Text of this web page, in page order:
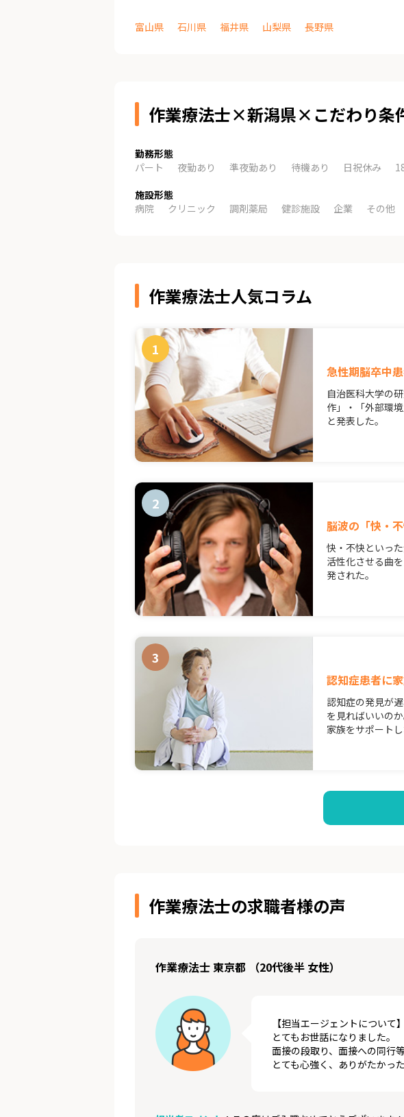
富山県 石川県 福井県 山梨県 長野県
作業療法士×新潟県×こだわり条
勤務形態
パート
夜勤あり 準夜勤あり 待機あり 日祝休み
施設形態
病院
クリニック 調剤薬局 健診施設 企業 その他
作業療法士人気コラム
急性期脳卒中
自治医科大学の
作」・「外部環
と発表した。
脳波の「快・
快・不快といっ
活性化させる曲
発された。
認知症患者に
認知症の発見が
を見ればいいの
家族をサポート
作業療法士の求職者様の声
作業療法士 東京都 （20代後半 女性）
【担当エージェントについて】
とてもお世話になりました。
面接の段取り、面接への同行
とても心強く、ありがたかった